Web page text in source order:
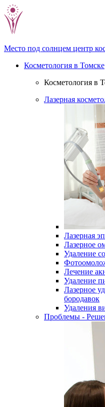
Место под солнцем центр
Косметология в Томске
Косметология в
Лазерная
Лазерная
Лазерное
Удаление
Лечение
Удаление
Лазерное
бородавок
Удаления
Проблемы -